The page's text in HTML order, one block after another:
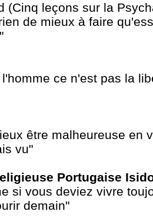
(Cinq leçons sur la
de mieux à faire
ce n'est pas la
être malheureuse en
vu"
Portugaise
si vous deviez vivre
demain"